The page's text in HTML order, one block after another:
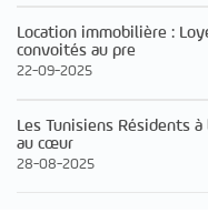
Location immobilière :
convoités au pre
22-09-2025
Les Tunisiens Résidents à
au cœur
28-08-2025